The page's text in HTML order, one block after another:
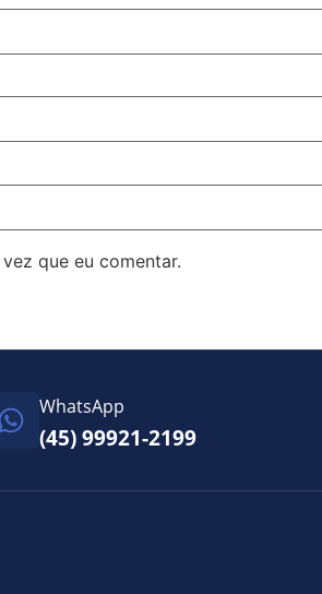
que eu comentar.
WhatsApp
(45) 99921-2199